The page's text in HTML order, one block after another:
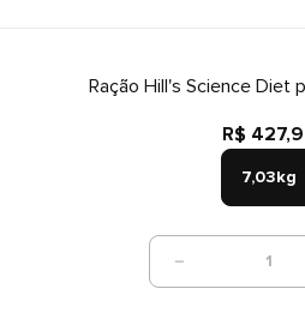
Ração Hill's Science Diet
R$
7,03kg
1